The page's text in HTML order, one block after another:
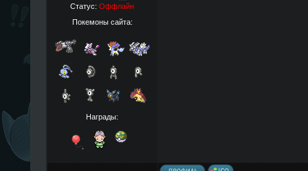
Статус: Оффлайн
Покемоны сайта:
Награды: